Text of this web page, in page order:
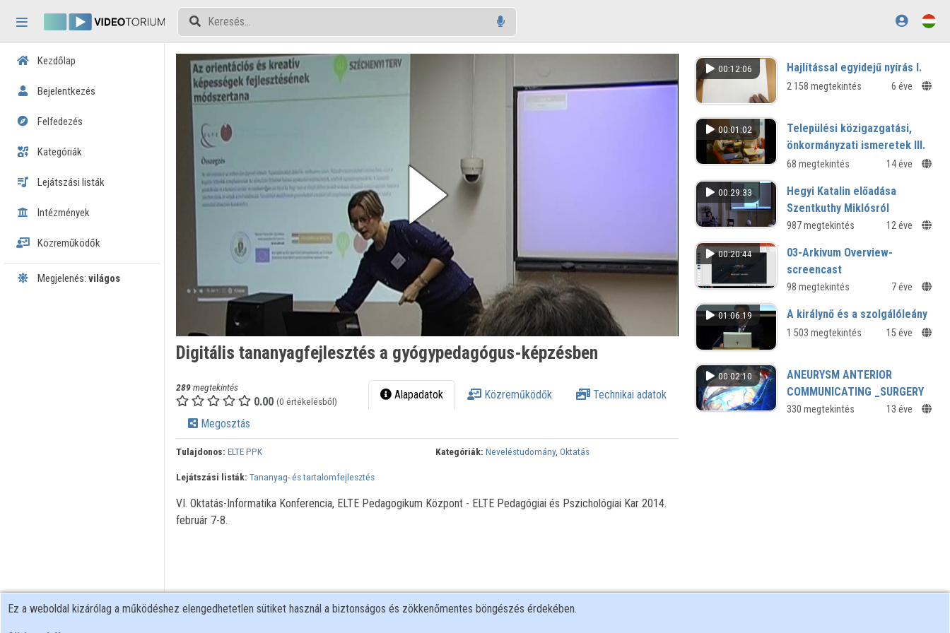
Tartalom kihagyása
Kezdőlap
Bejelentkezés
Felfedezés
Kategóriák
Lejátszási listák
Intézmények
Közreműködők
Megjelenés: világos
Digitális tananyagfejlesztés a gyógypedagógus-képzésben
289megtekintés
0.00 (0 értékelésből) Alapadatok Közreműködők Technikai adatok
Megosztás
Tulajdonos: ELTE PPK Kategóriák: Neveléstudomány,Oktatás
Lejátszási listák: Tananyag- és tartalomfejlesztés
VI. Oktatás-Informatika Konferencia, ELTE Pedagogikum Központ - ELTE Pedagógiai és Pszichológiai Kar 2014.
február 7-8.
00:12:06 Hajlítással egyidejű nyírás I.
2 158 megtekintés 6 éve
00:01:02
Települési közigazgatási,
önkormányzati ismeretek III.
68 megtekintés 14 éve
00:29:33
Hegyi Katalin előadása
Szentkuthy Miklósról
A felvétel a Digitális Irodalmi
987 megtekintés 12 éve
00:20:44
03-Arkivum Overview-
screencast
Meeting with Hungarian Librarians
98 megtekintés 7 éve
01:06:19 A királynő és a szolgálóleány
1 503 megtekintés 15 éve
00:02:10
ANEURYSM ANTERIOR
COMMUNICATING _SURGERY
_2
330 megtekintés 13 éve
Ez a weboldal kizárólag a működéshez elengedhetetlen sütiket használ a biztonságos és zökkenőmentes böngészés érdekében.